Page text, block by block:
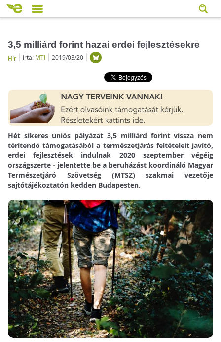
3,5 milliárd forint hazai erdei fejlesztésekre
Hír írta: MTI 2019/03/20
Hét sikeres uniós pályázat 3,5 milliárd forint vissza nem
térítendő támogatásából a természetjárás feltételeit javító,
erdei fejlesztések indulnak 2020 szeptember végéig
országszerte - jelentette be a beruházást koordináló Magyar
Természetjáró Szövetség (MTSZ) szakmai vezetője
sajtótájékoztatón kedden Budapesten.